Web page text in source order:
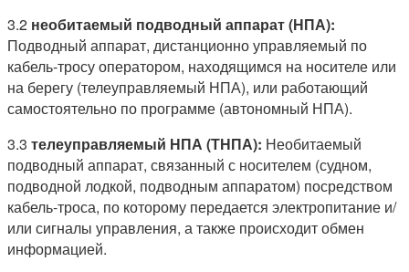
3.2 необитаемый подводный аппарат (НПА):
Подводный аппарат, дистанционно управляемый по
кабель-тросу оператором, находящимся на носителе или
на берегу (телеуправляемый НПА), или работающий
самостоятельно по программе (автономный НПА).
3.3 телеуправляемый НПА (ТНПА): Необитаемый
подводный аппарат, связанный с носителем (судном,
подводной лодкой, подводным аппаратом) посредством
кабель-троса, по которому передается электропитание и/
или сигналы управления, а также происходит обмен
информацией.